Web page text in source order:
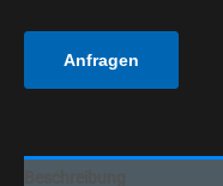
Anfragen